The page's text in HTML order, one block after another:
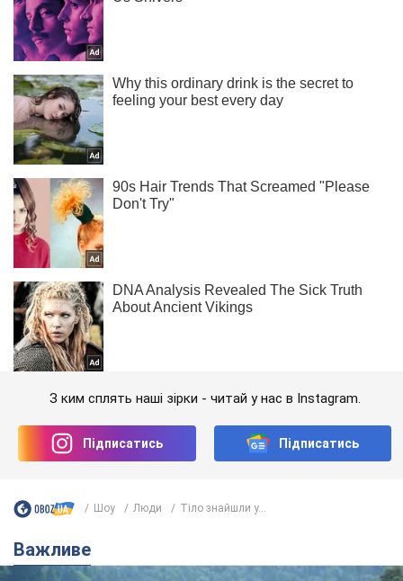
З ким сплять наші зірки - читай у нас в Instagram.
Підписатись Підписатись
Шоу Люди Тіло знайшли у...
Важливе